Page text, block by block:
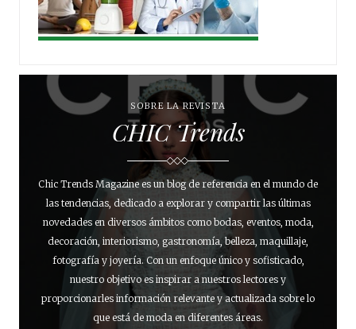
SOBRE LA REVISTA
CHIC Trends
Chic Trends Magazine es un blog de referencia en el mundo de
las tendencias, dedicado a explorar y compartir las últimas
novedades en diversos ámbitos como bodas, eventos, moda,
decoración, interiorismo, gastronomía, belleza, maquillaje,
fotografía y joyería. Con un enfoque único y sofisticado,
nuestro objetivo es inspirar a nuestros lectores y
proporcionarles información relevante y actualizada sobre lo
que está de moda en diferentes áreas.